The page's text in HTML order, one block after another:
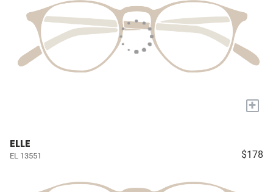
+
ELLE
EL 13551 $178